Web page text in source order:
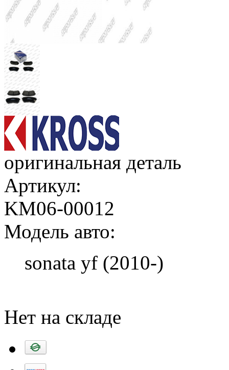
оригинальная деталь
Артикул:
KM06-00012
Модель авто:
sonata yf (2010-)
Нет на складе